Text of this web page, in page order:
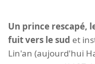
Un prince rescapé,
fuit vers le sud et
Lin'an (aujourd'hui